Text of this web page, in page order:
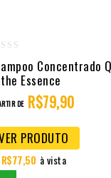
Concentrado
Essence
DE R$79,90
PRODUTO
R$77,50 à vista